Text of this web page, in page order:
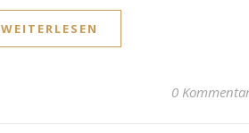
WEITERLESEN
0